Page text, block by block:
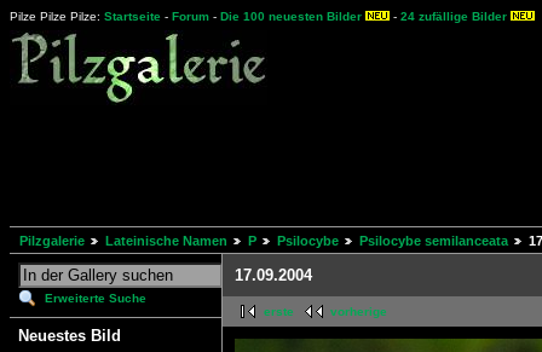
Pilze Pilze Pilze: Startseite - Forum - Die 100 neuesten Bilder - 24 zufällige Bilder
Pilzgalerie Lateinische Namen P Psilocybe Psilocybe semilanceata
Erweiterte Suche
Neuestes Bild
17.09.2004
erste vorherige